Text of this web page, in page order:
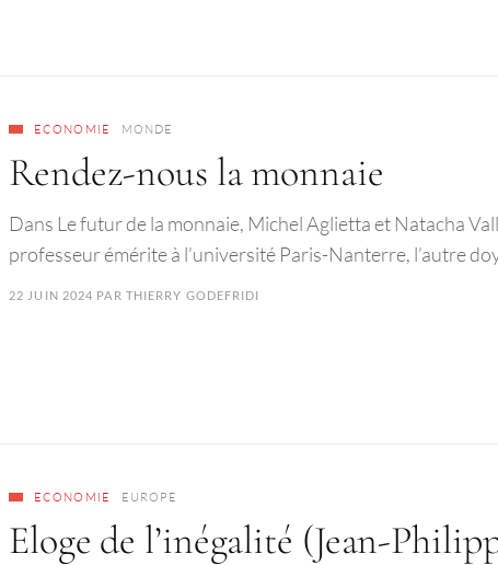
ECONOMIE MONDE
Rendez-nous la monnaie
Dans Le futur de la monnaie, Michel Aglietta et Natacha
professeur émérite à l’université Paris-Nanterre, l’autre
22 JUIN 2024 PAR THIERRY GODEFRIDI
ECONOMIE EUROPE
Eloge de l’inégalité (Jean-